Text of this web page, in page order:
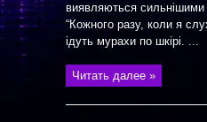
виявляються
“Кожного разу, коли я
ідуть мурахи по шкірі. ...
Читать далее »